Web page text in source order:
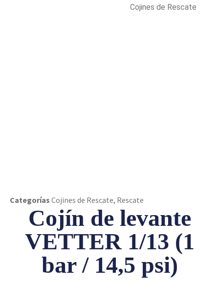
Cojines de Rescate
Categorías Cojines de Rescate, Rescate
Cojín de levante
VETTER 1/13 (1
bar / 14,5 psi)